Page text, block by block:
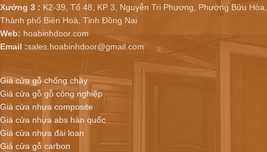
Xưởng 3 : K2-39, Tổ 48, KP 3, Nguyễn Tri Phương, Phường Bửu Hòa,
Thành phố Biên Hoà, Tỉnh Đồng Nai
Web: hoabinhdoor.com
Email :sales.hoabinhdoor@gmail.com
Giá cửa gỗ chống cháy
Giá cửa gỗ gỗ công nghiệp
Giá cửa nhựa composite
Giá cửa nhựa abs hàn quốc
Giá cửa nhựa đài loan
Giá cửa gỗ carbon